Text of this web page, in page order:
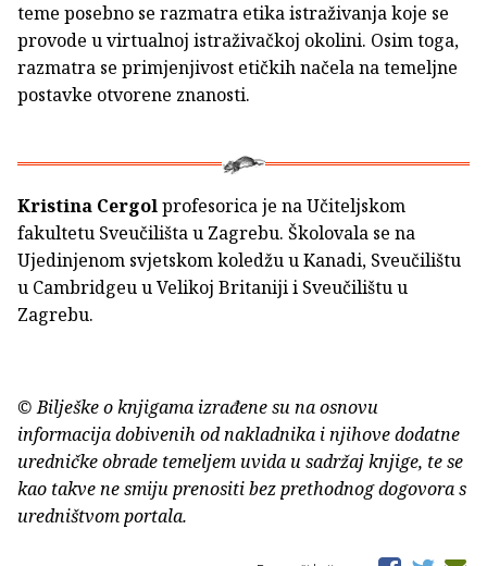
teme posebno se razmatra etika istraživanja koje se
provode u virtualnoj istraživačkoj okolini. Osim toga,
razmatra se primjenjivost etičkih načela na temeljne
postavke otvorene znanosti.
Kristina Cergolprofesorica je na Učiteljskom
fakultetu Sveučilišta u Zagrebu. Školovala se na
Ujedinjenom svjetskom koledžu u Kanadi, Sveučilištu
u Cambridgeu u Velikoj Britaniji i Sveučilištu u
Zagrebu.
© Bilješke o knjigama izrađene su na osnovu
informacija dobivenih od nakladnika i njihove dodatne
uredničke obrade temeljem uvida u sadržaj knjige, te se
kao takve ne smiju prenositi bez prethodnog dogovora s
uredništvom portala.